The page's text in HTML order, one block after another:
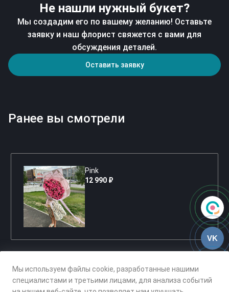
VK
Не нашли нужный букет?
Мы создадим его по вашему желанию! Оставьте
заявку и наш флорист свяжется с вами для
обсуждения деталей.
Оставить заявку
Ранее вы смотрели
Pink
12 990 ₽
Мы используем файлы cookie, разработанные нашими
специалистами и третьими лицами, для анализа событий